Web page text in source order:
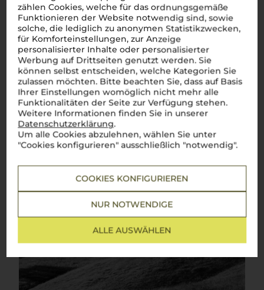
zählen Cookies, welche für das ordnungsgemäße
Funktionieren der Website notwendig sind, sowie
solche, die lediglich zu anonymen Statistikzwecken,
für Komforteinstellungen, zur Anzeige
personalisierter Inhalte oder personalisierter
Werbung auf Drittseiten genutzt werden. Sie
können selbst entscheiden, welche Kategorien Sie
zulassen möchten. Bitte beachten Sie, dass auf Basis
Ihrer Einstellungen womöglich nicht mehr alle
Funktionalitäten der Seite zur Verfügung stehen.
Weitere Informationen finden Sie in unserer
Datenschutzerklärung.
Um alle Cookies abzulehnen, wählen Sie unter
"Cookies konfigurieren" ausschließlich "notwendig".
COOKIES KONFIGURIEREN
NUR NOTWENDIGE
ALLE AUSWÄHLEN
der perfekt zu den herzhaften Gerichten der alpinencucina
passt. Jeder SchluckSüdtiroler Weinist eine Hommage an
die Schönheit und Vielfalt dieser einzigartigen Region.Salute
a Südtirol!
Mehr Weine aus Südtirol